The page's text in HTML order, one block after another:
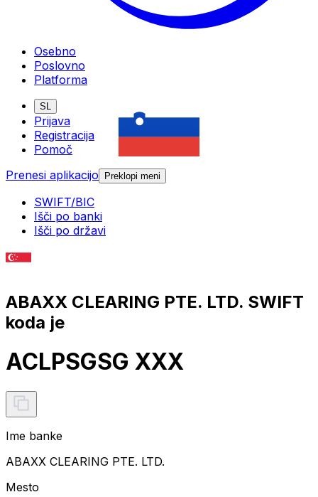
Osebno
Poslovno
Platforma
SL
Prijava
Registracija
Pomoč
Prenesi aplikacijo
Preklopi meni
SWIFT/BIC
Išči po banki
Išči po državi
ABAXX CLEARING PTE. LTD. SWIFT
koda je
ACLPSGSG XXX
Ime banke
ABAXX CLEARING PTE. LTD.
Mesto